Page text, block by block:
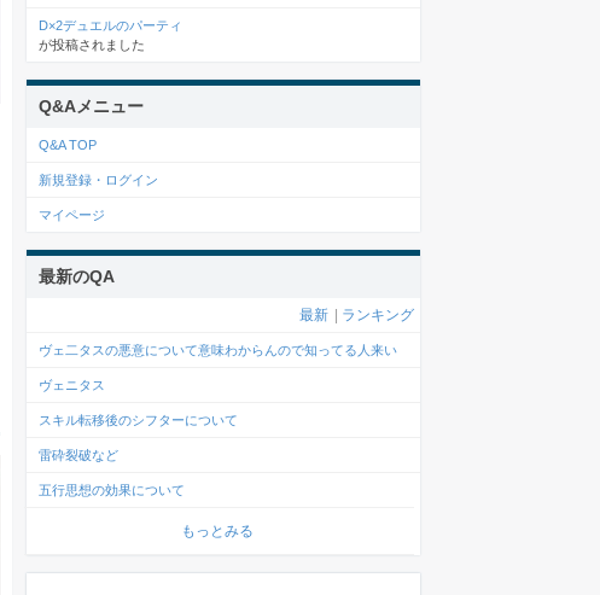
D×2デュエルのパーティ
が投稿されました
Q&Aメニュー
Q&A TOP
新規登録・ログイン
マイページ
最新のQA
最新 ランキング
ヴェ二タスの悪意について意味わからんので知ってる人来い
ヴェニタス
スキル転移後のシフターについて
雷砕裂破など
五行思想の効果について
もっとみる